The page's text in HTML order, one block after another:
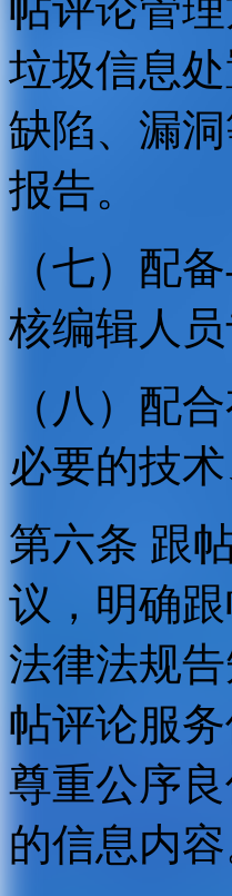
垃圾信息
缺陷、漏
报告。
（七）配
核编辑人员
（八）配
必要的技
第六条 跟
议，明确
法律法规
帖评论服
尊重公序
的信息内容